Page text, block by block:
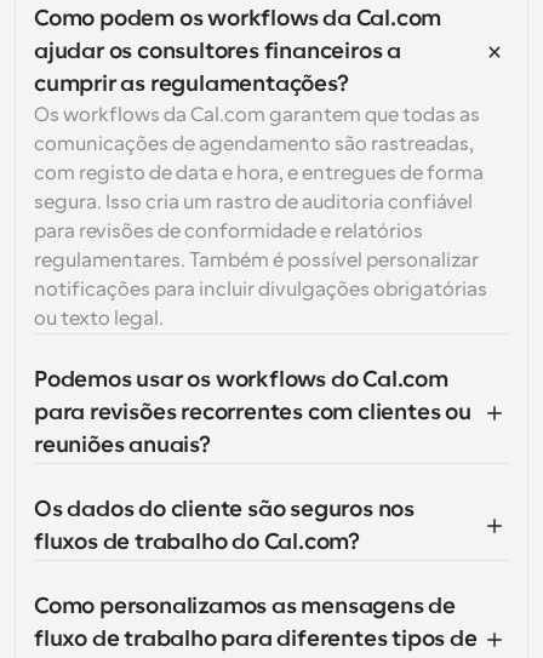
Como podem os workflows da Cal.com
ajudar os consultores financeiros a
cumprir as regulamentações?
Os workflows da Cal.com garantem que todas as
comunicações de agendamento são rastreadas,
com registo de data e hora, e entregues de forma
segura. Isso cria um rastro de auditoria confiável
para revisões de conformidade e relatórios
regulamentares. Também é possível personalizar
notificações para incluir divulgações obrigatórias
ou texto legal.
Podemos usar os workflows do Cal.com
para revisões recorrentes com clientes ou
reuniões anuais?
Os dados do cliente são seguros nos
fluxos de trabalho do Cal.com?
Como personalizamos as mensagens de
fluxo de trabalho para diferentes tipos de